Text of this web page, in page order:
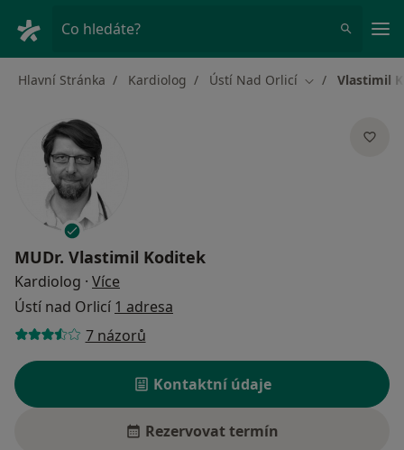
Co hledáte?
Hlavní Stránka Kardiolog Ústí Nad Orlicí Změna města
Vlastimil
MUDr. Vlastimil Koditek
Kardiolog · Více
Ústí nad Orlicí 1 adresa
7 názorů
Kontaktní údaje
Rezervovat termín